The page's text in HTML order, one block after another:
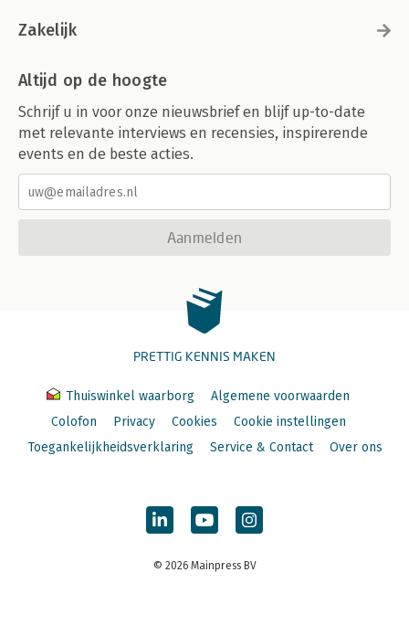
Zakelijk
Altijd op de hoogte
Schrijf u in voor onze nieuwsbrief en blijf up-to-date
met relevante interviews en recensies, inspirerende
events en de beste acties.
Aanmelden
PRETTIG KENNIS MAKEN
Thuiswinkel waarborg
Algemene voorwaarden
Colofon
Privacy Cookies
Cookie instellingen
Toegankelijkheidsverklaring
Service & Contact Over ons
© 2026 Mainpress BV